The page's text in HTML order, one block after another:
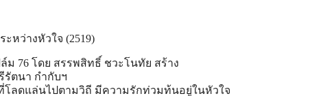
ะหว่างหัวใจ (2519)
ม 76 โดย สรรพสิทธิ์ ชวะโนทัย สร้าง
รัตนา กำกับฯ
โลดแล่นไปตามวิถ ี มีความรักท่วมท้นอยู่ในหัวใจ